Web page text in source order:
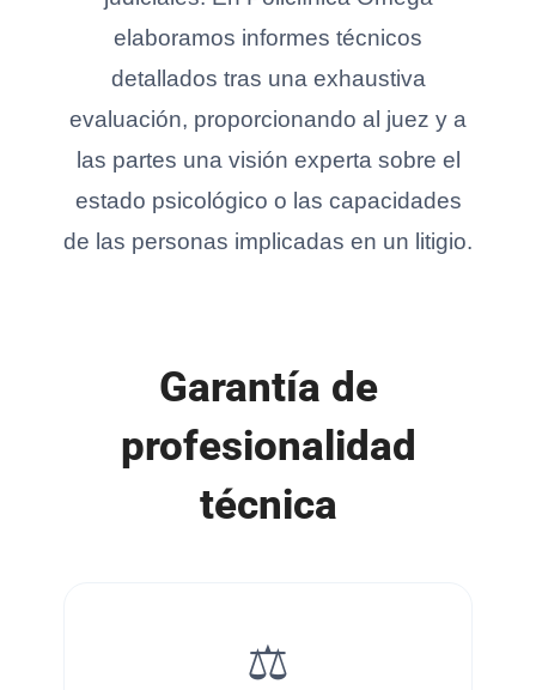
elaboramos informes técnicos
detallados tras una exhaustiva
evaluación, proporcionando al juez y a
las partes una visión experta sobre el
estado psicológico o las capacidades
de las personas implicadas en un litigio.
Garantía de
profesionalidad
técnica
⚖️